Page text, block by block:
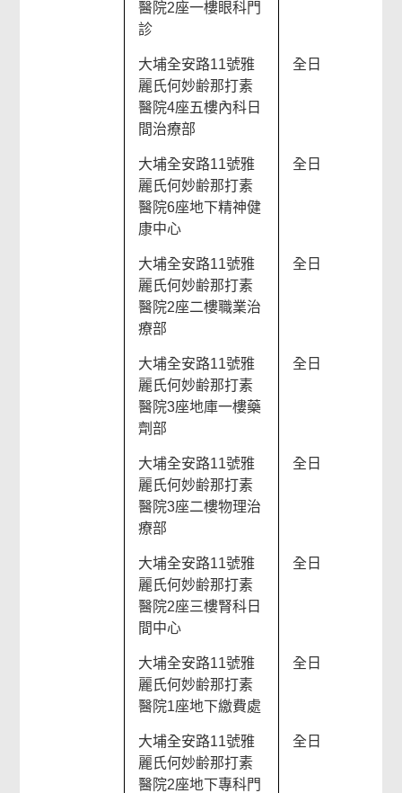
醫院2座一樓眼科門
診
大埔全安路11號雅
麗氏何妙齢那打素
醫院4座五樓內科日
間治療部
全日
大埔全安路11號雅
麗氏何妙齢那打素
醫院6座地下精神健
康中心
全日
大埔全安路11號雅
麗氏何妙齢那打素
醫院2座二樓職業治
療部
全日
大埔全安路11號雅
麗氏何妙齢那打素
醫院3座地庫一樓藥
劑部
全日
大埔全安路11號雅
麗氏何妙齢那打素
醫院3座二樓物理治
療部
全日
大埔全安路11號雅
麗氏何妙齢那打素
醫院2座三樓腎科日
間中心
全日
大埔全安路11號雅
麗氏何妙齢那打素
醫院1座地下繳費處
全日
大埔全安路11號雅
麗氏何妙齢那打素
醫院2座地下專科門
全日